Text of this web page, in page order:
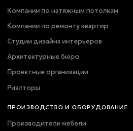
Компании по натяжным потолкам
Компании по ремонту квартир
Студии дизайна интерьеров
Архитектурные бюро
Проектные организации
Риэлторы
ПРОИЗВОДСТВО И ОБОРУДОВАНИЕ
Производители мебели